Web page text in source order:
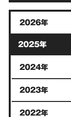
2026年
2025年
2024年
2023年
2022年